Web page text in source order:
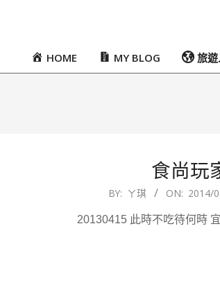
PrimaryHOME MY BLOG 旅
食尚玩
BY: ㄚ琪 ON: 2014/
20130415 此時不吃待何時